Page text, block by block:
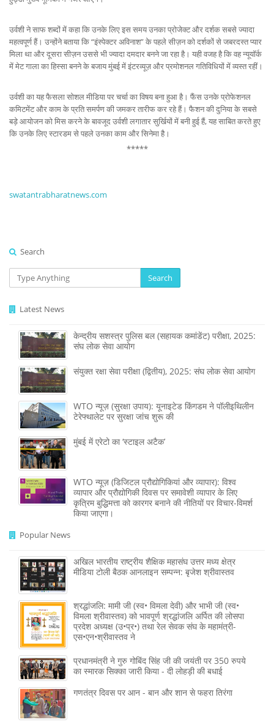
उर्वशी ने साफ शब्दों में कहा कि उनके लिए इस समय उनका प्रोजेक्ट और दर्शक सबसे ज्यादा
महत्वपूर्ण हैं। उन्होंने बताया कि “इंस्पेक्टर अविनाश” के पहले सीज़न को दर्शकों से जबरदस्त प्यार
मिला था और दूसरा सीज़न उससे भी ज्यादा दमदार बनने जा रहा है। यही वजह है कि वह न्यूयॉर्क
में मेट गाला का हिस्सा बनने के बजाय मुंबई में इंटरव्यूज़ और प्रमोशनल गतिविधियों में व्यस्त रहीं।
उर्वशी का यह फैसला सोशल मीडिया पर चर्चा का विषय बना हुआ है। फैंस उनके प्रोफेशनल
कमिटमेंट और काम के प्रति समर्पण की जमकर तारीफ कर रहे हैं। फैशन की दुनिया के सबसे
बड़े आयोजन को मिस करने के बावजूद उर्वशी लगातार सुर्खियों में बनी हुई हैं, यह साबित करते हुए
कि उनके लिए स्टारडम से पहले उनका काम और सिनेमा है।
*****
swatantrabharatnews.com
Search
Search
Latest News
केन्द्रीय सशस्‍त्र पुलिस बल (सहायक कमांडेंट) परीक्षा, 2025:
संघ लोक सेवा आयोग
संयुक्त रक्षा सेवा परीक्षा (द्वितीय), 2025: संघ लोक सेवा आयोग
WTO न्यूज़ (सुरक्षा उपाय): यूनाइटेड किंगडम ने पॉलीइथिलीन
टेरेफ्थालेट पर सुरक्षा जांच शुरू की
मुंबई में एरेटो का ‘स्टाइल अटैक’
WTO न्यूज़ (डिजिटल प्रौद्योगिकियां और व्यापार): विश्व
व्यापार और प्रौद्योगिकी दिवस पर समावेशी व्यापार के लिए
कृत्रिम बुद्धिमत्ता को कारगर बनाने की नीतियों पर विचार-विमर्श
किया जाएगा।
Popular News
अखिल भारतीय राष्ट्रीय शैक्षिक महासंघ उत्तर मध्य क्षेत्र
मीडिया टोली बैठक आनलाइन सम्पन्न: बृजेश श्रीवास्तव
श्रद्धांजलि: मामी जी (स्व• विमला देवी) और भाभी जी (स्व•
विमला श्रीवास्तव) को भावपूर्ण श्रद्धांजलि अर्पित की लोसपा
प्रदेश अध्यक्ष (उ•प्र•) तथा रेल सेवक संघ के महामंत्री-
एस•एन•श्रीवास्तव ने
प्रधानमंत्री ने गुरु गोबिंद सिंह जी की जयंती पर 350 रुपये
का स्मारक सिक्का जारी किया - दी लोहड़ी की बधाई
गणतंत्र दिवस पर आन - बान और शान से फहरा तिरंगा